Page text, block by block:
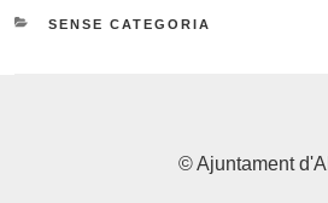
CATEGORIES
SENSE CATEGORIA
© Ajuntament